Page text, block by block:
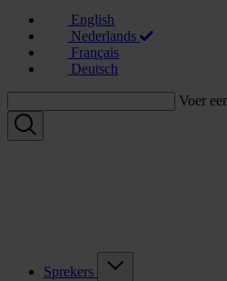
English
Nederlands
Français
Deutsch
Voer
Sprekers